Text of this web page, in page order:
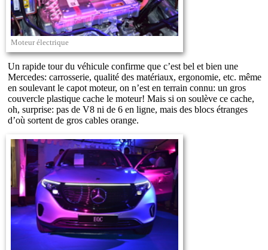
Moteur électrique
Un rapide tour du véhicule confirme que c’est bel et bien une
Mercedes: carrosserie, qualité des matériaux, ergonomie, etc. même
en soulevant le capot moteur, on n’est en terrain connu: un gros
couvercle plastique cache le moteur! Mais si on soulève ce cache,
oh, surprise: pas de V8 ni de 6 en ligne, mais des blocs étranges
d’où sortent de gros cables orange.